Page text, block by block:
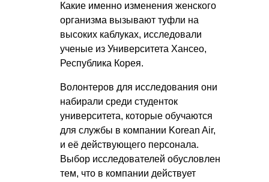
Какие именно изменения женского
организма вызывают туфли на
высоких каблуках, исследовали
ученые из Университета Хансео,
Республика Корея.
Волонтеров для исследования они
набирали среди студенток
университета, которые обучаются
для службы в компании Korean Air,
и её действующего персонала.
Выбор исследователей обусловлен
тем, что в компании действует